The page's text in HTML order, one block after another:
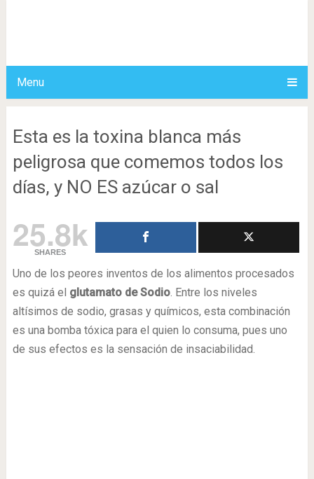
Menu
Esta es la toxina blanca más
peligrosa que comemos todos los
días, y NO ES azúcar o sal
25.8k
SHARES
Uno de los peores inventos de los alimentos procesados
es quizá el glutamato de Sodio. Entre los niveles
altísimos de sodio, grasas y químicos, esta combinación
es una bomba tóxica para el quien lo consuma, pues uno
de sus efectos es la sensación de insaciabilidad.